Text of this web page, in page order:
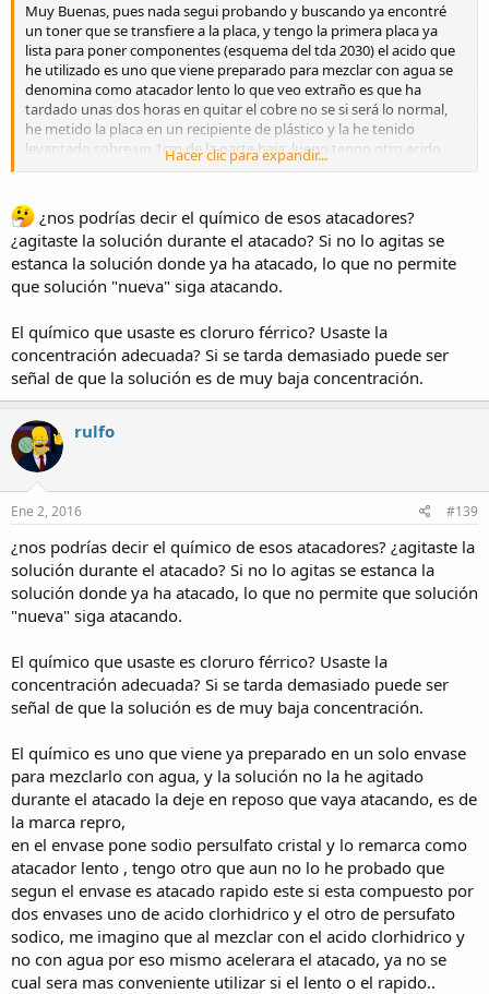
Muy Buenas, pues nada segui probando y buscando ya encontré
un toner que se transfiere a la placa, y tengo la primera placa ya
lista para poner componentes (esquema del tda 2030) el acido que
he utilizado es uno que viene preparado para mezclar con agua se
denomina como atacador lento lo que veo extraño es que ha
tardado unas dos horas en quitar el cobre no se si será lo normal,
he metido la placa en un recipiente de plástico y la he tenido
levantado sobre un 1cm de la parte baja, luego tengo otro acido
que se denomina atacador rápido que ya probare, la duda es que
Muchas Gracias y Saludos.
y otra duda que me surge es si seguir utilizando el acido hasta que
Hacer clic para expandir...
¿nos podrías decir el químico de esos atacadores?
¿agitaste la solución durante el atacado? Si no lo agitas se
estanca la solución donde ya ha atacado, lo que no permite
que solución "nueva" siga atacando.
El químico que usaste es cloruro férrico? Usaste la
concentración adecuada? Si se tarda demasiado puede ser
señal de que la solución es de muy baja concentración.
rulfo
Ene 2, 2016 #139
¿nos podrías decir el químico de esos atacadores? ¿agitaste la
solución durante el atacado? Si no lo agitas se estanca la
solución donde ya ha atacado, lo que no permite que solución
"nueva" siga atacando.
El químico que usaste es cloruro férrico? Usaste la
concentración adecuada? Si se tarda demasiado puede ser
señal de que la solución es de muy baja concentración.
El químico es uno que viene ya preparado en un solo envase
para mezclarlo con agua, y la solución no la he agitado
durante el atacado la deje en reposo que vaya atacando, es de
la marca repro,
en el envase pone sodio persulfato cristal y lo remarca como
atacador lento , tengo otro que aun no lo he probado que
segun el envase es atacado rapido este si esta compuesto por
dos envases uno de acido clorhidrico y el otro de persufato
sodico, me imagino que al mezclar con el acido clorhidrico y
no con agua por eso mismo acelerara el atacado, ya no se
cual sera mas conveniente utilizar si el lento o el rapido..